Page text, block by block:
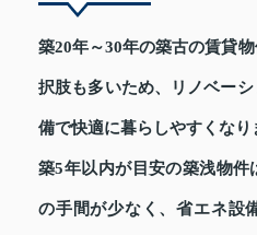
築20年～30年の築古の賃貸
択肢も多いため、リノベー
備で快適に暮らしやすくなり
築5年以内が目安の築浅物
の手間が少なく、省エネ設